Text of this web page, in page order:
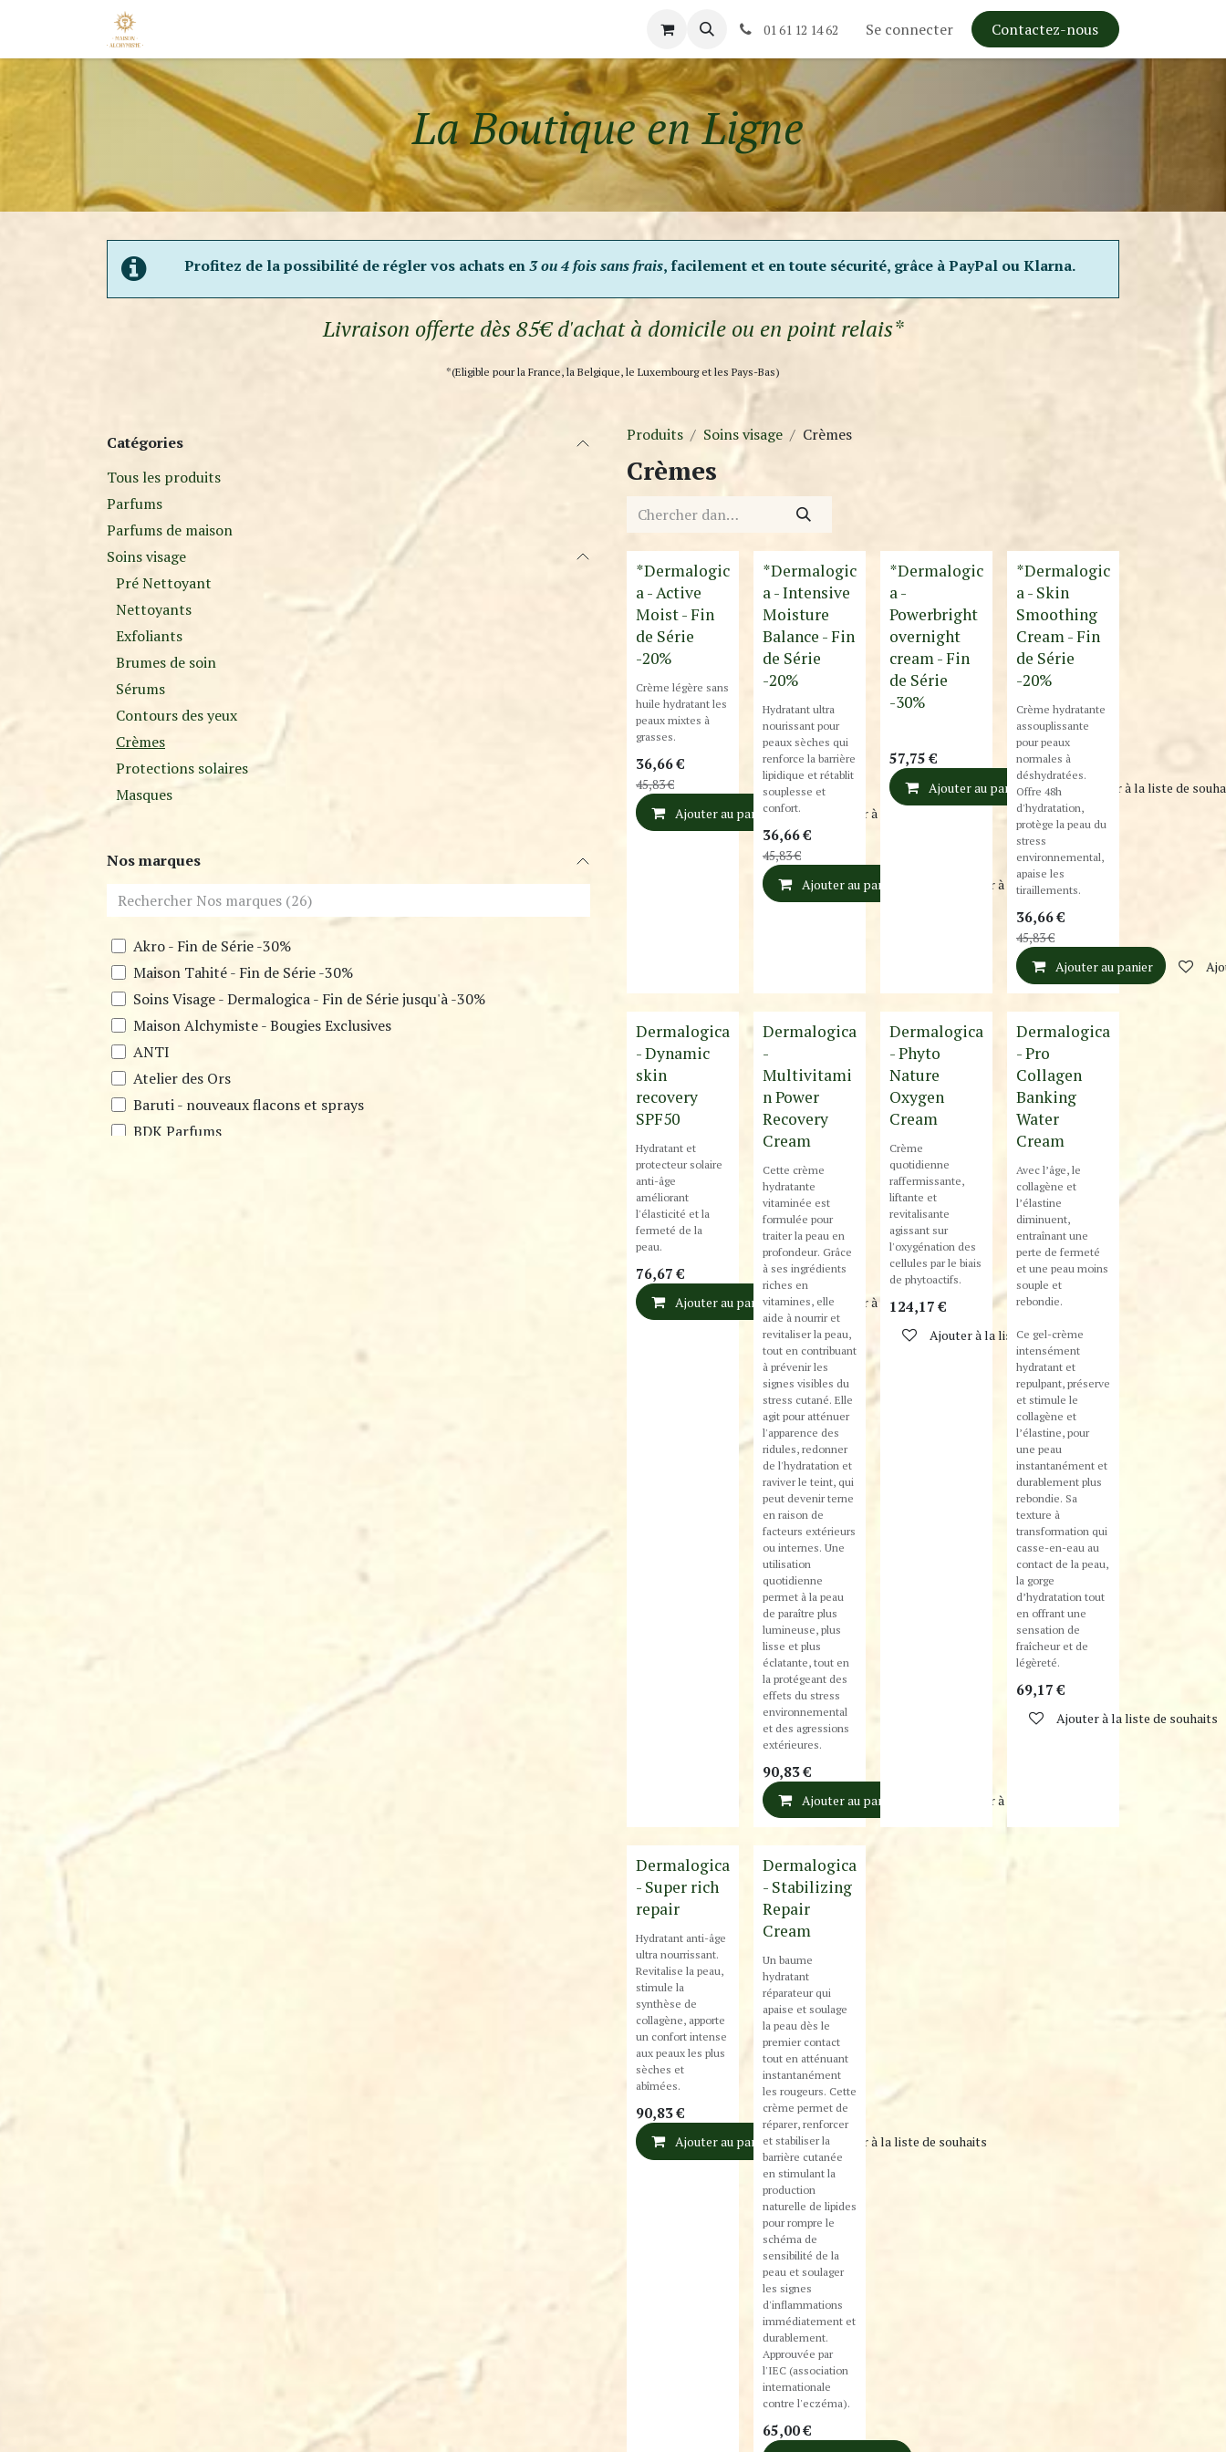
Se rendre au contenu
01 61 12 14 62 Se connecter Contactez-nous
La Boutique en Ligne ​
Profitez de la possibilité de régler vos achats en3 ou 4 fois sans frais, facilement et en toute sécurité, grâce à PayPal ou Klarna.
Livraison offerte dès 85€ d'achat à domicile ou en point relais*
*(Eligible pour la France, la Belgique, le Luxembourg et les Pays-Bas)
Catégories
Tous les produits
Parfums
Parfums de maison
Soins visage
Pré Nettoyant
Nettoyants
Exfoliants
Brumes de soin
Sérums
Contours des yeux
Crèmes
Protections solaires
Masques
Nos marques
Akro - Fin de Série -30%
Maison Tahité - Fin de Série -30%
Soins Visage - Dermalogica - Fin de Série jusqu'à -30%
Maison Alchymiste - Bougies Exclusives
ANTI
Atelier des Ors
Baruti - nouveaux flacons et sprays
BDK Parfums
Produits Soins visage Crèmes
Crèmes
Destockage
*Dermalogic
a - Active
Moist - Fin
de Série
-20%
Crème légère sans
huile hydratant les
peaux mixtes à
grasses.
36,66€
45,83€
Ajouter au panier Ajouter à la liste de souhaits
Destockage
*Dermalogic
a - Intensive
Moisture
Balance - Fin
de Série
-20%
Hydratant ultra
nourissant pour
peaux sèches qui
renforce la barrière
lipidique et rétablit
souplesse et
confort.
36,66€
45,83€
Ajouter au panier Ajouter à la liste de souhaits
Destockage
*Dermalogic
a -
Powerbright
overnight
cream - Fin
de Série
-30%
57,75 €
Ajouter au panier Ajouter à la liste de
Destockage
*Dermalogic
a - Skin
Smoothing
Cream - Fin
de Série
-20%
Crème hydratante
assouplissante
pour peaux
normales à
déshydratées.
Offre 48h
d'hydratation,
protège la peau du
stress
environnemental,
apaise les
tiraillements.
36,66€
45,83€
Ajouter au panier
Dermalogica
- Dynamic
skin
recovery
SPF50
Hydratant et
protecteur solaire
anti-âge
améliorant
l'élasticité et la
fermeté de la
peau.
76,67 €
Ajouter au panier Ajouter à la liste de souhaits
Dermalogica
-
Multivitami
n Power
Recovery
Cream
Cette crème
hydratante
vitaminée est
formulée pour
traiter la peau en
profondeur. Grâce
à ses ingrédients
riches en
vitamines, elle
aide à nourrir et
revitaliser la peau,
tout en contribuant
à prévenir les
signes visibles du
stress cutané. Elle
agit pour atténuer
l'apparence des
ridules, redonner
de l'hydratation et
raviver le teint, qui
peut devenir terne
en raison de
facteurs extérieurs
ou internes. Une
utilisation
quotidienne
permet à la peau
de paraître plus
lumineuse, plus
lisse et plus
éclatante, tout en
la protégeant des
effets du stress
environnemental
et des agressions
extérieures.
90,83€
Ajouter au panier Ajouter à la liste de souhaits
Dermalogica
- Phyto
Nature
Oxygen
Cream
Crème
quotidienne
raffermissante,
liftante et
revitalisante
agissant sur
l'oxygénation des
cellules par le biais
de phytoactifs.
124,17 €
Ajouter à la liste de souhaits
Nouveau!
Dermalogica
- Pro
Collagen
Banking
Water
Cream
Avec l’âge, le
collagène et
l’élastine
diminuent,
entraînant une
perte de fermeté
et une peau moins
souple et
rebondie.
Ce gel-crème
intensément
hydratant et
repulpant, préserve
et stimule le
collagène et
l’élastine, pour
une peau
instantanément et
durablement plus
rebondie. Sa
texture à
transformation qui
casse-en-eau au
contact de la peau,
la gorge
d’hydratation tout
en offrant une
sensation de
fraîcheur et de
légèreté.
69,17 €
Ajouter à la liste de souhaits
Dermalogica
- Super rich
repair
Hydratant anti-âge
ultra nourrissant.
Revitalise la peau,
stimule la
synthèse de
collagène, apporte
un confort intense
aux peaux les plus
sèches et
abîmées.
90,83€
Ajouter au panier Ajouter à la liste de souhaits
Best-Seller !
Dermalogica
- Stabilizing
Repair
Cream
Un baume
hydratant
réparateur qui
apaise et soulage
la peau dès le
premier contact
tout en atténuant
instantanément
les rougeurs. Cette
crème permet de
réparer, renforcer
et stabiliser la
barrière cutanée
en stimulant la
production
naturelle de lipides
pour rompre le
schéma de
sensibilité de la
peau et soulager
les signes
d'inflammations
immédiatement et
durablement.
Approuvée par
l'IEC (association
internationale
contre l'eczéma).
65,00€